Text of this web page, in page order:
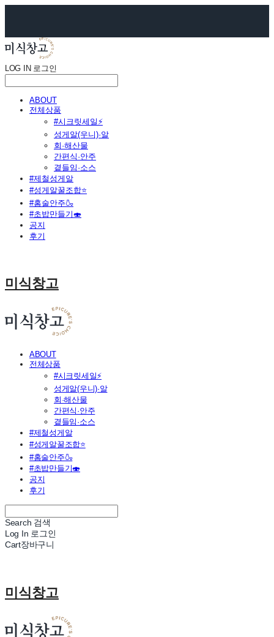
LOG IN 로그인
ABOUT
전체상품
#시크릿세일⚡
성게알(우니)·알
회·해산물
간편식·안주
곁들임·소스
#제철성게알
#성게알꿀조합⭐
#홈술안주🍶
#초밥만들기🍣
공지
후기
미식창고
ABOUT
전체상품
#시크릿세일⚡
성게알(우니)·알
회·해산물
간편식·안주
곁들임·소스
#제철성게알
#성게알꿀조합⭐
#홈술안주🍶
#초밥만들기🍣
공지
후기
Search 검색
Log In 로그인
Cart장바구니
미식창고